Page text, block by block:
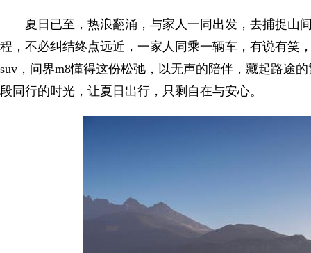
夏日已至，热浪翻涌，与家人一同出发，去捕捉山
程，不必纠结终点远近，一家人同乘一辆车，有说有笑
suv，问界m8懂得这份松弛，以无声的陪伴，藏起路途
段同行的时光，让夏日出行，只剩自在与安心。